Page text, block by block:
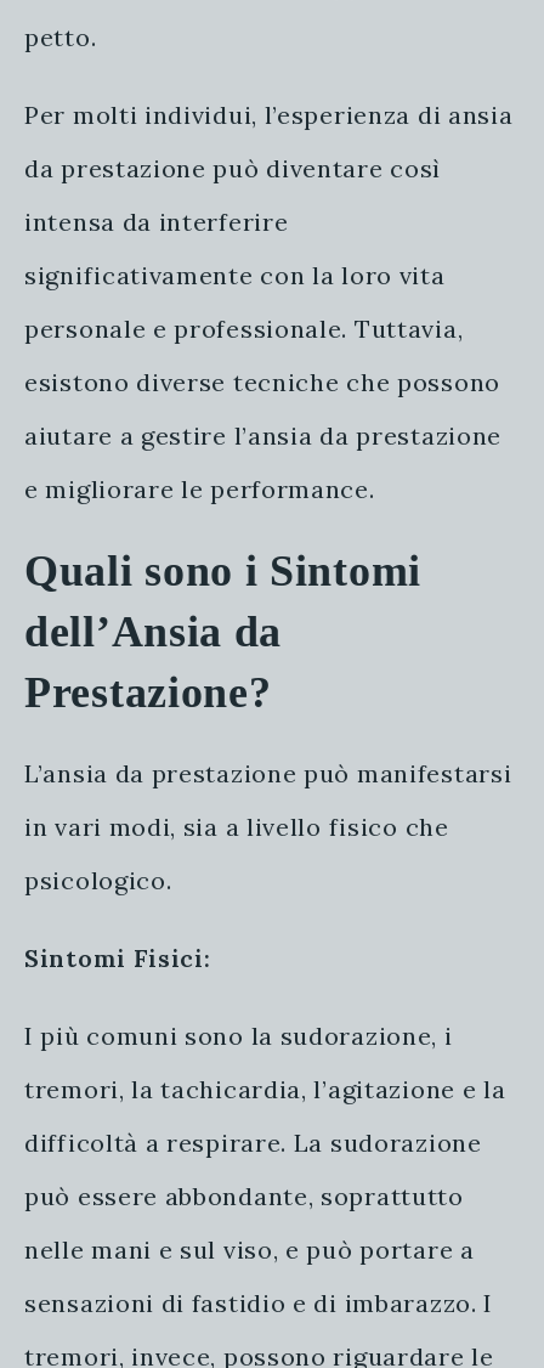
petto.
Per molti individui, l’esperienza di ansia
da prestazione può diventare così
intensa da interferire
significativamente con la loro vita
personale e professionale. Tuttavia,
esistono diverse tecniche che possono
aiutare a gestire l’ansia da prestazione
e migliorare le performance.
Quali sono i Sintomi
dell’Ansia da
Prestazione?
L’ansia da prestazione può manifestarsi
in vari modi, sia a livello fisico che
psicologico.
Sintomi Fisici:
I più comuni sono la sudorazione, i
tremori, la tachicardia, l’agitazione e la
difficoltà a respirare. La sudorazione
può essere abbondante, soprattutto
nelle mani e sul viso, e può portare a
sensazioni di fastidio e di imbarazzo. I
tremori, invece, possono riguardare le